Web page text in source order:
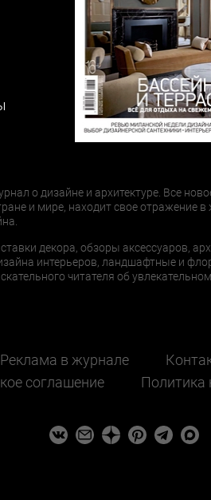
о дизайне и архитектуре. Все
и мире, находит свое отражение
декора, обзоры аксессуаров,
интерьеров, ландшафтные и
читателя об
Реклама в журнале
соглашение
Политика